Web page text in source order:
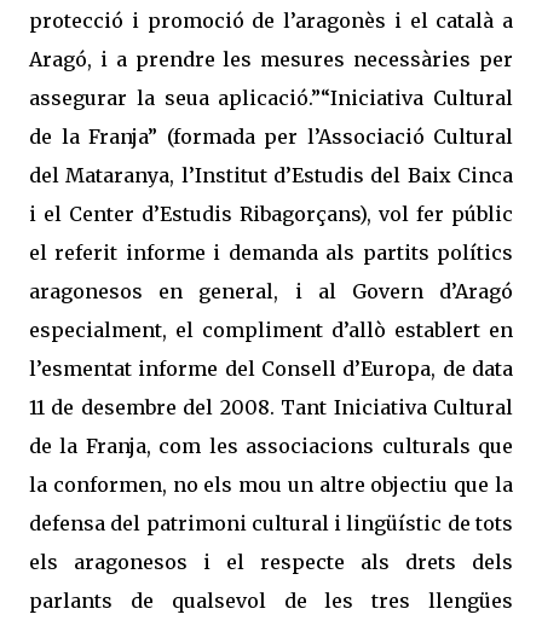
protecció i promoció de l’aragonès i el català a
Aragó, i a prendre les mesures necessàries per
assegurar la seua aplicació.”“Iniciativa Cultural
de la Franja” (formada per l’Associació Cultural
del Mataranya, l’Institut d’Estudis del Baix Cinca
i el Center d’Estudis Ribagorçans), vol fer públic
el referit informe i demanda als partits polítics
aragonesos en general, i al Govern d’Aragó
especialment, el compliment d’allò establert en
l’esmentat informe del Consell d’Europa, de data
11 de desembre del 2008. Tant Iniciativa Cultural
de la Franja, com les associacions culturals que
la conformen, no els mou un altre objectiu que la
defensa del patrimoni cultural i lingüístic de tots
els aragonesos i el respecte als drets dels
parlants de qualsevol de les tres llengües